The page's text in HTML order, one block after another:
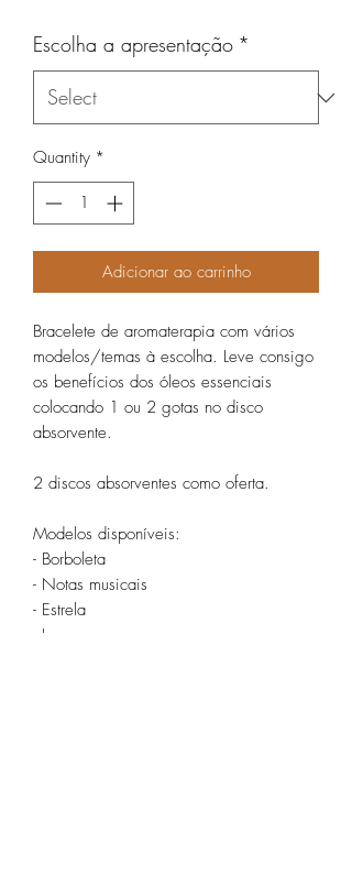
Escolha a apresentação *
Quantity *
Adicionar ao carrinho
Bracelete de aromaterapia com vários
modelos/temas à escolha. Leve consigo
os benefícios dos óleos essenciais
colocando 1 ou 2 gotas no disco
absorvente.
2 discos absorventes como oferta.
Modelos disponíveis:
- Borboleta
- Notas musicais
- Estrela
- Love